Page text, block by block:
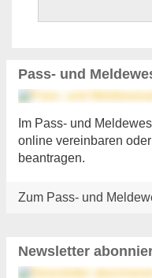
Pass- und
Im Pass- und
online vereinbaren
beantragen.
Zum Pass- und
Newsletter